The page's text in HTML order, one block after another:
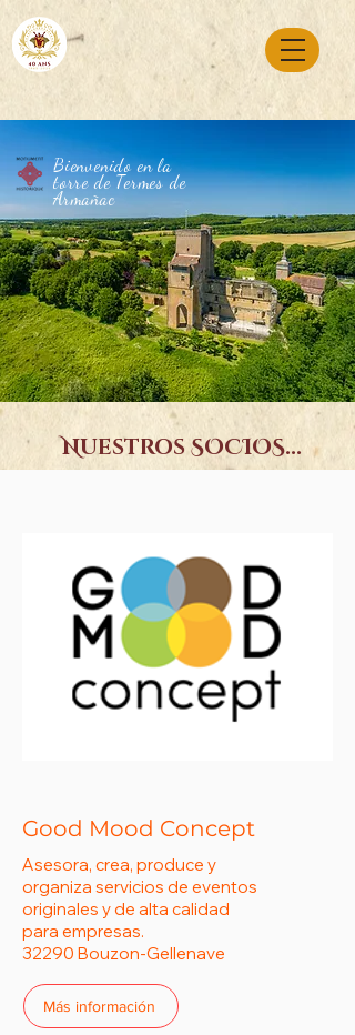
Bienvenido en la
torre de Termes de
Armañac
Nuestros SOCIOS...
Good Mood Concept
Asesora, crea, produce y
organiza servicios de eventos
originales y de alta calidad
para empresas.
32290 Bouzon-Gellenave
Más información